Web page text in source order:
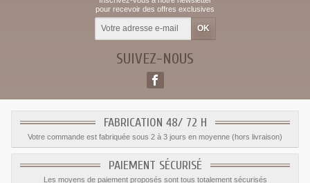
pour recevoir des offres exclusives
SUIVEZ-NOUS
FABRICATION 48/ 72 H
Votre commande est fabriquée sous 2 à 3 jours en moyenne (hors livraison)
PAIEMENT SÉCURISÉ
Les moyens de paiement proposés sont tous totalement sécurisés